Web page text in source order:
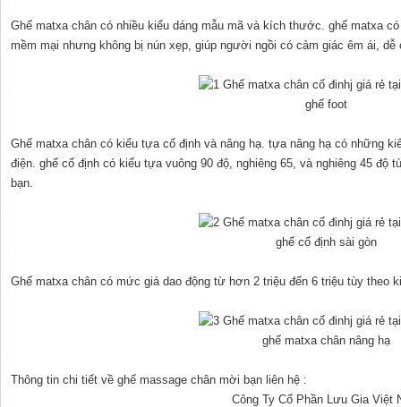
Ghế matxa chân có nhiều kiểu dáng mẫu mã và kích thước. ghế matxa
mềm mại nhưng không bị nún xẹp, giúp người ngồi có cảm giác êm ái, dễ
ghế foot
Ghế matxa chân có kiểu tựa cố định và nâng hạ. tựa nâng hạ có những
điện. ghế cố định có kiểu tựa vuông 90 độ, nghiêng 65, và nghiêng 45 độ
bạn.
ghế cố định sài gòn
Ghế matxa chân có mức giá dao động từ hơn 2 triệu đến 6 triệu tùy theo
ghế matxa chân nâng hạ
Thông tin chi tiết về ghế massage chân mời bạn liên hệ :
Công Ty Cổ Phần Lưu Gia Việt